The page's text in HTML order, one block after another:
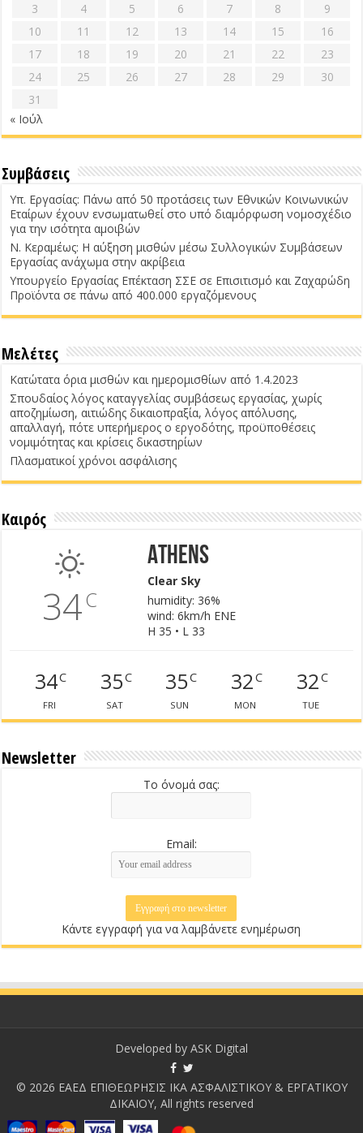
3
4 5 6 7 8
9
10
11 12 13 14 15
16
17
18 19 20 21 22
23
24
25 26 27 28 29
30
31
« Ιούλ
Συμβάσεις
Υπ. Εργασίας: Πάνω από 50 προτάσεις των Εθνικών Κοινωνικών
Εταίρων έχουν ενσωματωθεί στο υπό διαμόρφωση νομοσχέδιο
για την ισότητα αμοιβών
Ν. Κεραμέως: Η αύξηση μισθών μέσω Συλλογικών Συμβάσεων
Εργασίας ανάχωμα στην ακρίβεια
Υπουργείο Εργασίας Επέκταση ΣΣΕ σε Επισιτισμό και Ζαχαρώδη
Προϊόντα σε πάνω από 400.000 εργαζόμενους
Μελέτες
Κατώτατα όρια μισθών και ημερομισθίων από 1.4.2023
Σπουδαίος λόγος καταγγελίας συμβάσεως εργασίας, χωρίς
αποζημίωση, αιτιώδης δικαιοπραξία, λόγος απόλυσης,
απαλλαγή, πότε υπερήμερος ο εργοδότης, προϋποθέσεις
νομιμότητας και κρίσεις δικαστηρίων
Πλασματικοί χρόνοι ασφάλισης
Καιρός
34C
Athens
Clear Sky
humidity: 36%
wind: 6km/h ENE
H 35 • L 33
34C
FRI
35C
SAT
35C
SUN
32C
MON
32C
TUE
Newsletter
Το όνομά σας:
Email:
Κάντε εγγραφή για να λαμβάνετε ενημέρωση
Developed by ASK Digital
© 2026 ΕΑΕΔ ΕΠΙΘΕΩΡΗΣΙΣ ΙΚΑ ΑΣΦΑΛΙΣΤΙΚΟΥ & ΕΡΓΑΤΙΚΟΥ
ΔΙΚΑΙΟΥ, All rights reserved